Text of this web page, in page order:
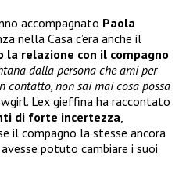
accompagnato Paola
nella Casa c’era anche il
relazione con il compagno
dalla persona che ami per
contatto, non sai mai cosa possa
L’ex gieffina ha raccontato
di forte incertezza
il compagno la stesse ancora
potuto cambiare i suoi